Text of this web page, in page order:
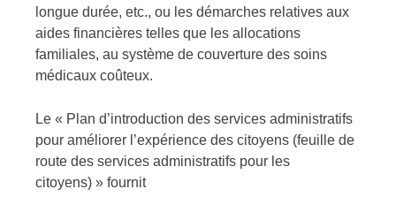
longue durée, etc., ou les démarches relatives aux
aides financières telles que les allocations
familiales, au système de couverture des soins
médicaux coûteux.
Le « Plan d’introduction des services administratifs
pour améliorer l’expérience des citoyens (feuille de
route des services administratifs pour les
citoyens) » fournit